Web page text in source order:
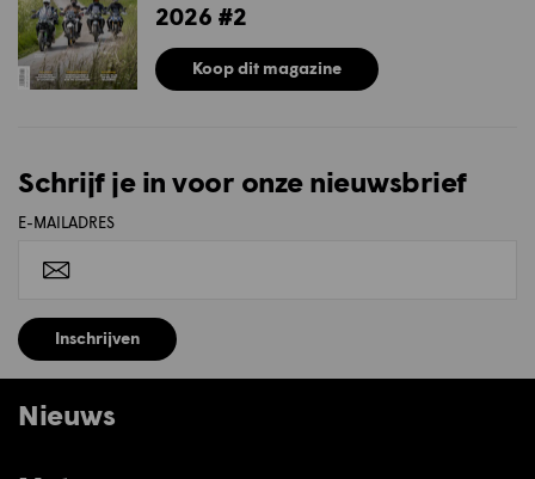
2026 #2
Koop dit magazine
Schrijf je in voor onze nieuwsbrief
E-MAILADRES
Inschrijven
Nieuws